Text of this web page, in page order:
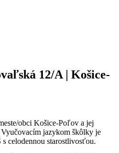
12/A | Košice-
obci Košice-Poľov a jej
jazykom škôlky je
s celodennou starostlivosťou.